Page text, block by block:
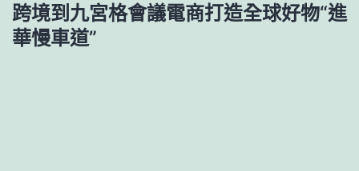
跨境到九宮格會議電商打造全球好物“進
華慢車道”